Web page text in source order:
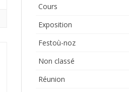
Cours
Exposition
Festoù-noz
Non classé
Réunion